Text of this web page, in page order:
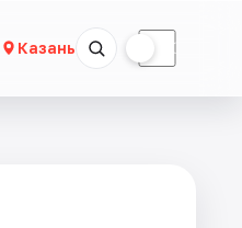
Казань ☾